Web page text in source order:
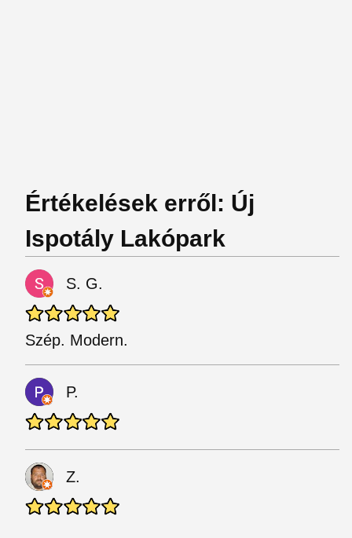
Értékelések erről: Új
Ispotály Lakópark
S. G.
Szép. Modern.
P.
Z.